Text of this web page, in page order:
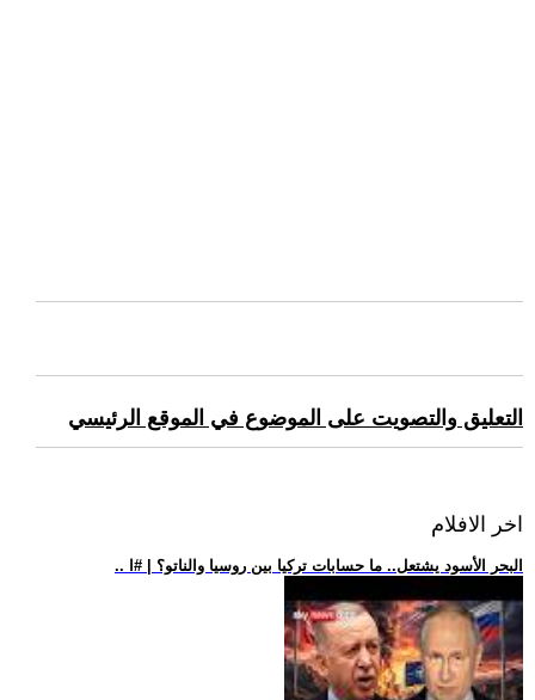
التعليق والتصويت على الموضوع في الموقع الرئيسي
اخر الافلام
.. البحر الأسود يشتعل.. ما حسابات تركيا بين روسيا والناتو؟ | #ا